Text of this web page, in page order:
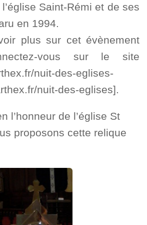
Saint-Rémi et de ses
en 1994.
plus sur cet évènement
vous sur le site
nuit-des-eglises-
nuit-des-eglises].
l’honneur de l’église St
proposons cette relique